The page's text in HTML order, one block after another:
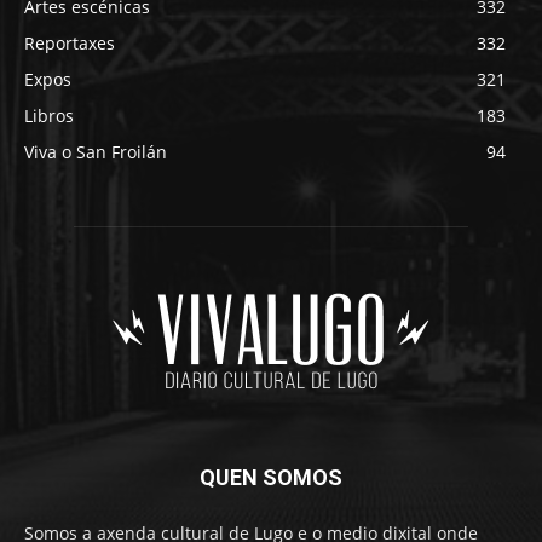
Artes escénicas
332
Reportaxes
332
Expos
321
Libros
183
Viva o San Froilán
94
QUEN SOMOS
Somos a axenda cultural de Lugo e o medio dixital onde